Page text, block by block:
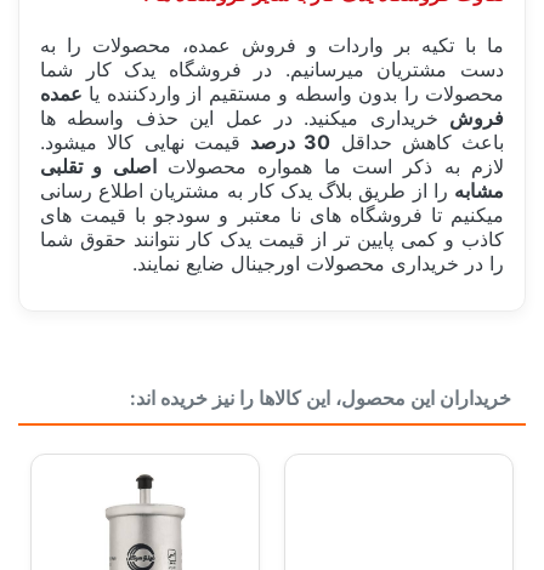
ما با تکیه بر واردات و فروش عمده، محصولات را به
دست مشتریان میرسانیم. در فروشگاه یدک کار شما
محصولات را بدون واسطه و مستقیم از واردکننده یا عمده
فروش خریداری میکنید. در عمل این حذف واسطه ها
باعث کاهش حداقل 30 درصد
قیمت نهایی کالا میشود.
لازم به ذکر است ما همواره محصولاتاصلی و تقلبی
مشابه را از طریق بلاگ یدک کار به مشتریان اطلاع رسانی
میکنیم تا فروشگاه های نا معتبر و سودجو با قیمت های
کاذب و کمی پایین تر از قیمت یدک کار نتوانند حقوق شما
را در خریداری محصولات اورجینال ضایع نمایند.
اندازه پایه پایه بلند 26.5 میلی مترحداقل تعداد خرید شمع موتور
خریداران این محصول، این کالاها را نیز خریده اند: